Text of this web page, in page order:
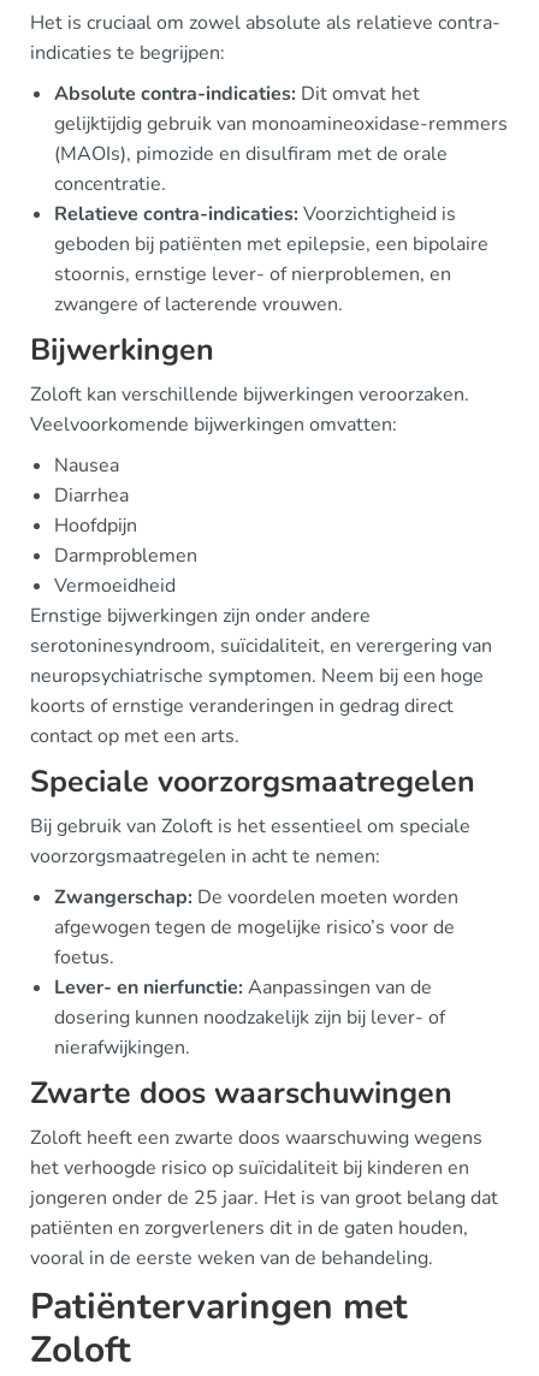
Het is cruciaal om zowel absolute als relatieve contra-
indicaties te begrijpen:
Absolute contra-indicaties: Dit omvat het
gelijktijdig gebruik van monoamineoxidase-remmers
(MAOIs), pimozide en disulfiram met de orale
concentratie.
Relatieve contra-indicaties:Voorzichtigheid is
geboden bij patiënten met epilepsie, een bipolaire
stoornis, ernstige lever- of nierproblemen, en
zwangere of lacterende vrouwen.
Bijwerkingen
Zoloft kan verschillende bijwerkingen veroorzaken.
Veelvoorkomende bijwerkingen omvatten:
Nausea
Diarrhea
Hoofdpijn
Darmproblemen
Vermoeidheid
Ernstige bijwerkingen zijn onder andere
serotoninesyndroom, suïcidaliteit, en verergering van
neuropsychiatrische symptomen. Neem bij een hoge
koorts of ernstige veranderingen in gedrag direct
contact op met een arts.
Speciale voorzorgsmaatregelen
Bij gebruik van Zoloft is het essentieel om speciale
voorzorgsmaatregelen in acht te nemen:
Zwangerschap: De voordelen moeten worden
afgewogen tegen de mogelijke risico’s voor de
foetus.
Lever- en nierfunctie:Aanpassingen van de
dosering kunnen noodzakelijk zijn bij lever- of
nierafwijkingen.
Zwarte doos waarschuwingen
Zoloft heeft een zwarte doos waarschuwing wegens
het verhoogde risico op suïcidaliteit bij kinderen en
jongeren onder de 25 jaar. Het is van groot belang dat
patiënten en zorgverleners dit in de gaten houden,
vooral in de eerste weken van de behandeling.
Patiëntervaringen met
Zoloft